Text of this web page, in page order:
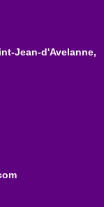
Jean-d'Avelanne,